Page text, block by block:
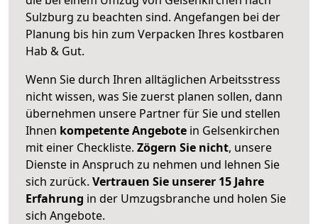
Sulzburg zu beachten sind. Angefangen bei der
Planung bis hin zum Verpacken Ihres kostbaren
Hab & Gut.
Wenn Sie durch Ihren alltäglichen Arbeitsstress
nicht wissen, was Sie zuerst planen sollen, dann
übernehmen unsere Partner für Sie und stellen
Ihnen kompetente Angebote in Gelsenkirchen
mit einer Checkliste. Zögern Sie nicht, unsere
Dienste in Anspruch zu nehmen und lehnen Sie
sich zurück. Vertrauen Sie unserer 15 Jahre
Erfahrung in der Umzugsbranche und holen Sie
sich Angebote.